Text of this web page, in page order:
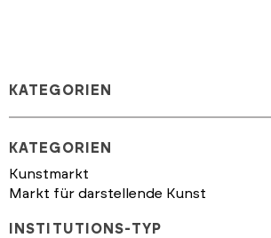
KATEGORIEN
KATEGORIEN
Kunstmarkt
Markt für darstellende Kunst
INSTITUTIONS-TYP